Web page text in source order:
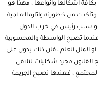
اشكالها وانواعها ، فهذا هو
من خطورته واثاره العلمية
هو سبب رئيس في خراب الدول
تصبح الواسطة والمحسوبية
المال العام ، فان ذلك يكون على
القانون مجرد شكليات لتلافي
، فعندها تصبح الجريمة